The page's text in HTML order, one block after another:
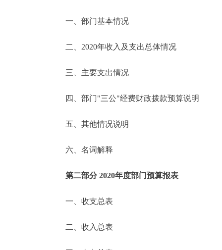
便民服务
中介服务
政民互动
12345网上接诉即办
参与调查
一、部门基本情况
二、2020年收入及支出总体情况
三、主要支出情况
四、部门"三公"经费财政拨款预算说明
五、其他情况说明
六、名词解释
第二部分 2020年度部门预算报表
一、收支总表
二、收入总表